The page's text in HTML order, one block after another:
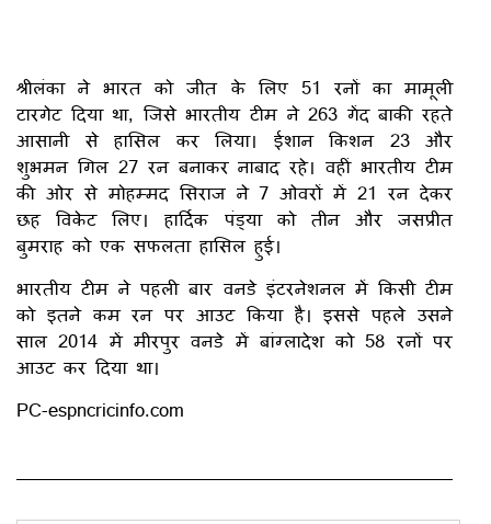
श्रीलंका ने भारत को जीत के लिए 51 रनों का मामूली
टारगेट दिया था, जिसे भारतीय टीम ने 263 गेंद बाकी रहते
आसानी से हासिल कर लिया। ईशान किशन 23 और
शुभमन गिल 27 रन बनाकर नाबाद रहे। वहीं भारतीय टीम
की ओर से मोहम्मद सिराज ने 7 ओवरों में 21 रन देकर
छह विकेट लिए। हार्दिक पंड्या को तीन और जसप्रीत
बुमराह को एक सफलता हासिल हुई।
भारतीय टीम ने पहली बार वनडे इंटरनेशनल में किसी टीम
को इतने कम रन पर आउट किया है। इससे पहले उसने
साल 2014 में मीरपुर वनडे में बांग्लादेश को 58 रनों पर
आउट कर दिया था।
PC-espncricinfo.com